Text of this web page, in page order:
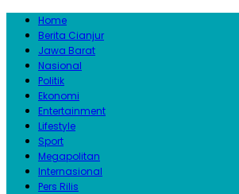
Home
Berita Cianjur
Jawa Barat
Nasional
Politik
Ekonomi
Entertainment
Lifestyle
Sport
Megapolitan
Internasional
Pers Rilis